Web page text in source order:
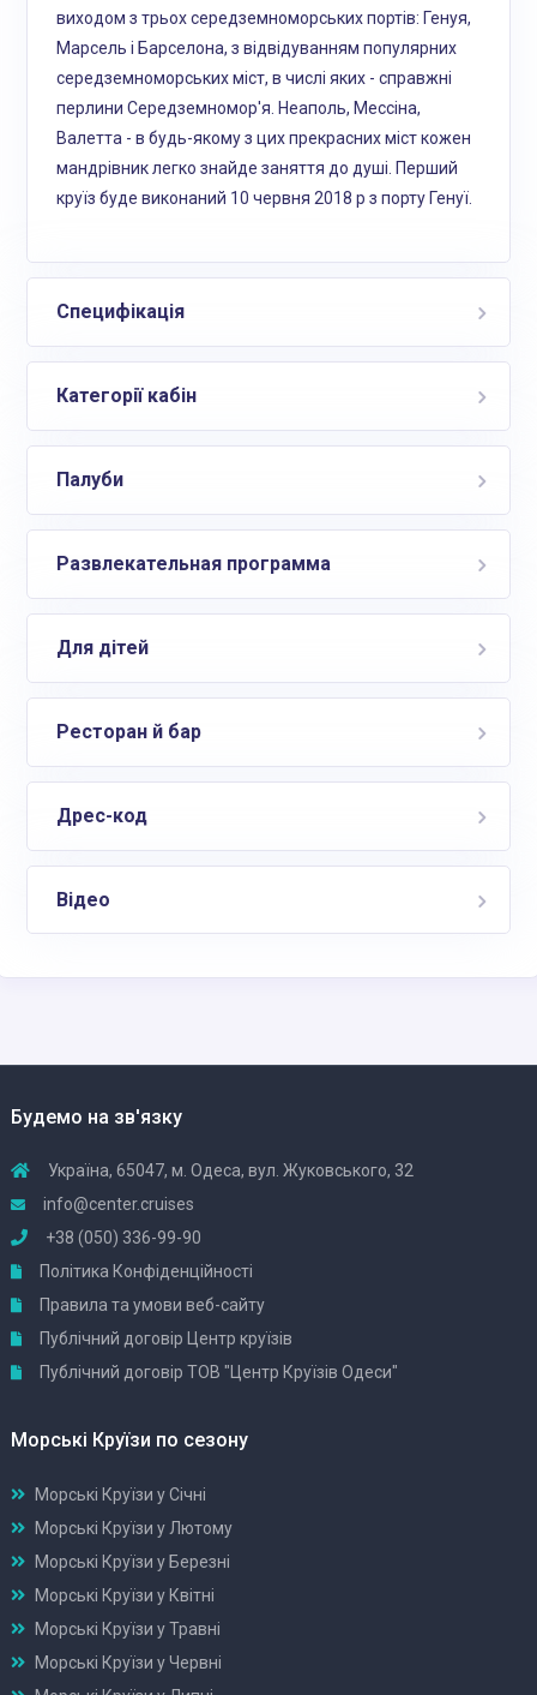
виходом з трьох середземноморських портів: Генуя,
Марсель і Барселона, з відвідуванням популярних
середземноморських міст, в числі яких - справжні
перлини Середземномор'я. Неаполь, Мессіна,
Валетта - в будь-якому з цих прекрасних міст кожен
мандрівник легко знайде заняття до душі. Перший
круїз буде виконаний 10 червня 2018 р з порту Генуї.
Специфікація
Категорії кабін
Палуби
Развлекательная программа
Для дітей
Ресторан й бар
Дрес-код
Відео
Будемо на зв'язку
Україна, 65047, м. Одеса, вул. Жуковського, 32
info@center.cruises
+38 (050) 336-99-90
Політика Конфіденційності
Правила та умови веб-сайту
Публічний договір Центр круїзів
Публічний договір ТОВ "Центр Круїзів Одеси"
Морські Круїзи по сезону
Морські Круїзи у Січні
Морські Круїзи у Лютому
Морські Круїзи у Березні
Морські Круїзи у Квітні
Морські Круїзи у Травні
Морські Круїзи у Червні